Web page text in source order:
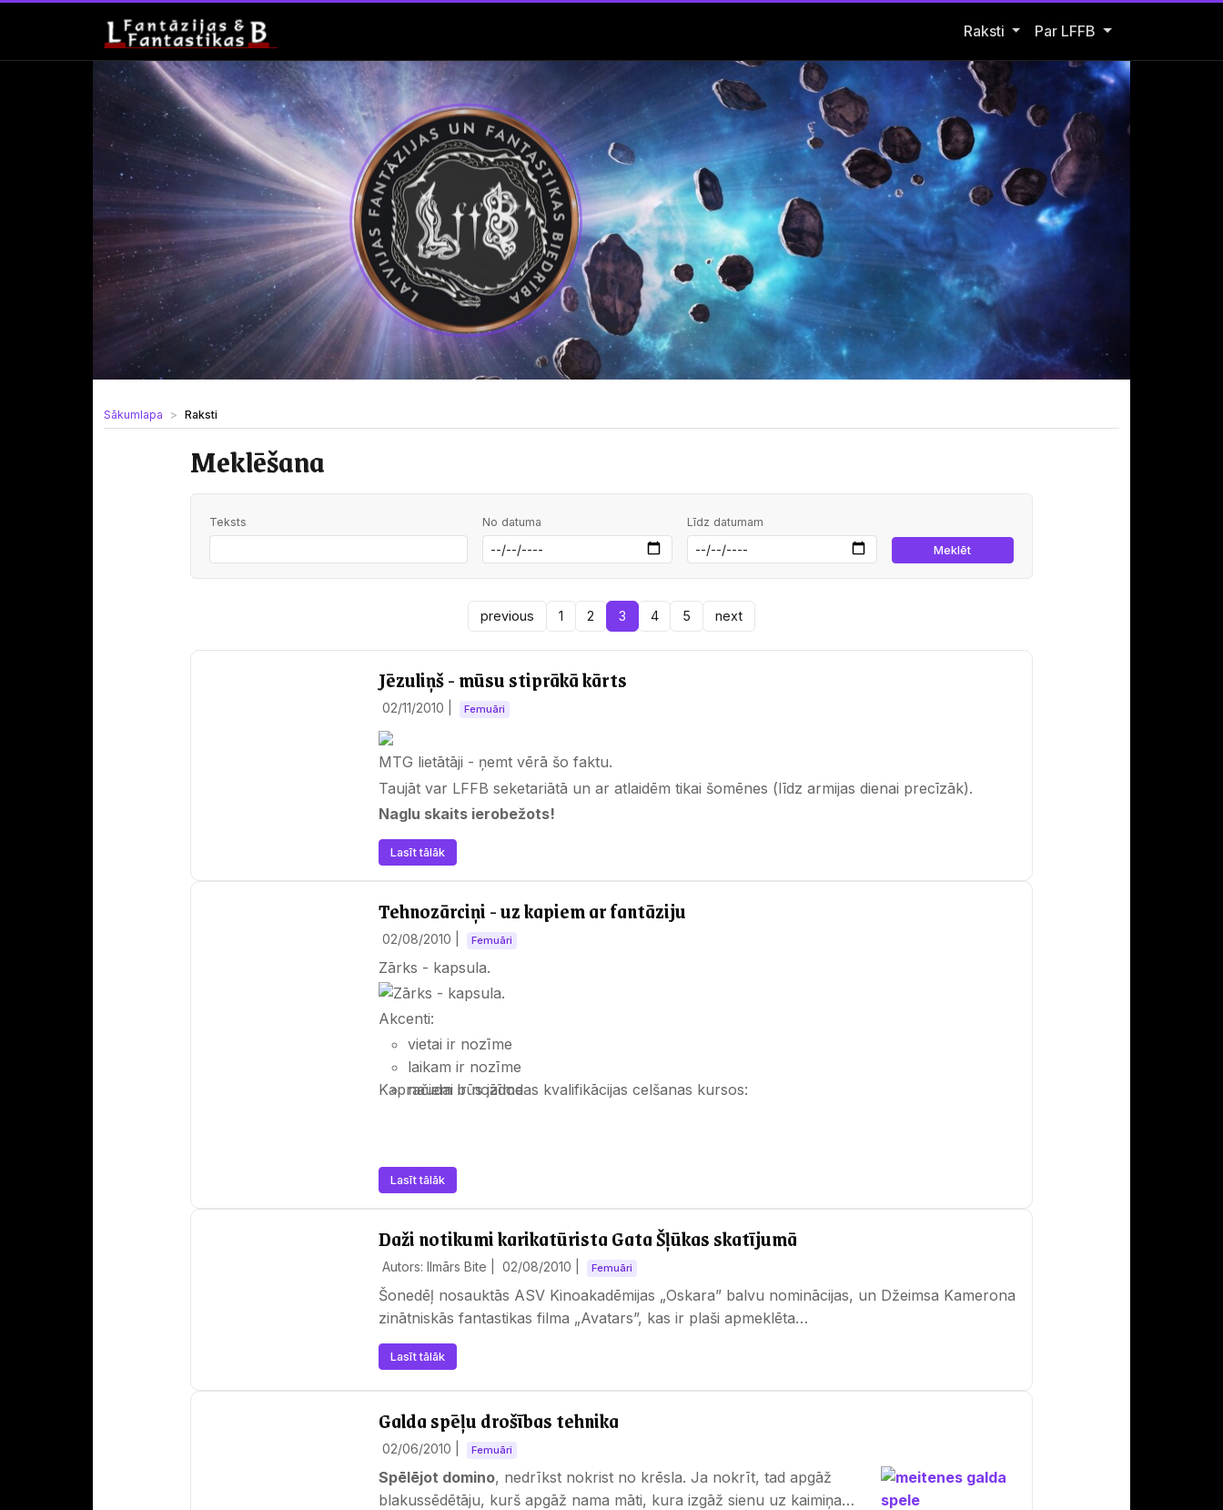
Raksti Open Raksti submenu
Par LFFB
Sākumlapa Raksti
Meklēšana
Teksts No datuma Līdz datumam
previous 1 2 3 4 5 next
Jēzuliņš - mūsu stiprākā kārts
02/11/2010 Femuāri
MTG lietātāji - ņemt vērā šo faktu.
Taujāt var LFFB seketariātā un ar atlaidēm tikai šomēnes (līdz armijas dienai precīzāk).
Naglu skaits ierobežots!
Lasīt tālāk
Tehnozārciņi - uz kapiem ar fantāziju
02/08/2010 Femuāri
Zārks - kapsula.
Akcenti:
vietai ir nozīme
laikam ir nozīme
naudai ir nozīme
Kapračiem būs jādodas kvalifikācijas celšanas kursos:
Lasīt tālāk
Daži notikumi karikatūrista Gata Šļūkas skatījumā
Autors: Ilmārs Bite | 02/08/2010 Femuāri
Šonedēļ nosauktās ASV Kinoakadēmijas „Oskara” balvu nominācijas, un Džeimsa Kamerona
zinātniskās fantastikas filma „Avatars”, kas ir plaši apmeklēta…
Lasīt tālāk
Galda spēļu drošības tehnika
02/06/2010 Femuāri
Spēlējot domino, nedrīkst nokrist no krēsla. Ja nokrīt, tad apgāž
blakussēdētāju, kurš apgāž nama māti, kura izgāž sienu uz kaimiņa